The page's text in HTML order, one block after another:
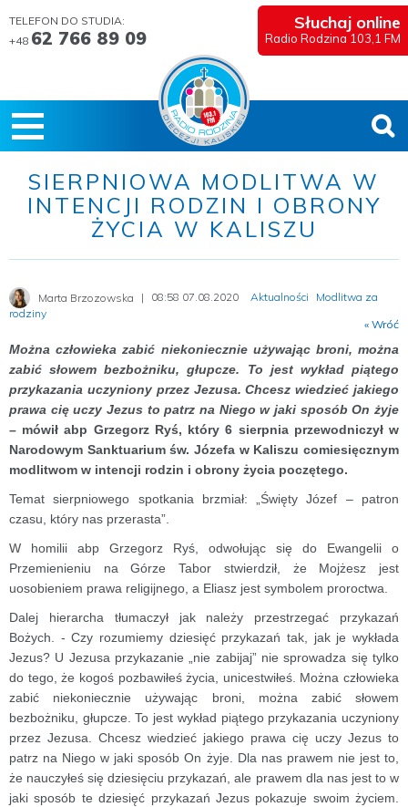
TELEFON DO STUDIA:
+48 62 766 89 09
Słuchaj online
Radio Rodzina 103,1 FM
SIERPNIOWA MODLITWA W
INTENCJI RODZIN I OBRONY
ŻYCIA W KALISZU
Marta Brzozowska 08:58 07.08.2020 Aktualności
Modlitwa za
rodziny
« Wróć
Można człowieka zabić niekoniecznie używając broni, można
zabić słowem bezbożniku, głupcze. To jest wykład piątego
przykazania uczyniony przez Jezusa. Chcesz wiedzieć jakiego
prawa cię uczy Jezus to patrz na Niego w jaki sposób On żyje
– mówił abp Grzegorz Ryś, który 6 sierpnia przewodniczył w
Narodowym Sanktuarium św. Józefa w Kaliszu comiesięcznym
modlitwom w intencji rodzin i obrony życia poczętego.
Temat sierpniowego spotkania brzmiał: „Święty Józef – patron
czasu, który nas przerasta”.
W homilii abp Grzegorz Ryś, odwołując się do Ewangelii o
Przemienieniu na Górze Tabor stwierdził, że Mojżesz jest
uosobieniem prawa religijnego, a Eliasz jest symbolem proroctwa.
Dalej hierarcha tłumaczył jak należy przestrzegać przykazań
Bożych. - Czy rozumiemy dziesięć przykazań tak, jak je wykłada
Jezus? U Jezusa przykazanie „nie zabijaj” nie sprowadza się tylko
do tego, że kogoś pozbawiłeś życia, unicestwiłeś. Można człowieka
zabić niekoniecznie używając broni, można zabić słowem
bezbożniku, głupcze. To jest wykład piątego przykazania uczyniony
przez Jezusa. Chcesz wiedzieć jakiego prawa cię uczy Jezus to
patrz na Niego w jaki sposób On żyje. Dla nas prawem nie jest to,
że nauczyłeś się dziesięciu przykazań, ale prawem dla nas jest to w
jaki sposób te dziesięć przykazań Jezus pokazuje swoim życiem.